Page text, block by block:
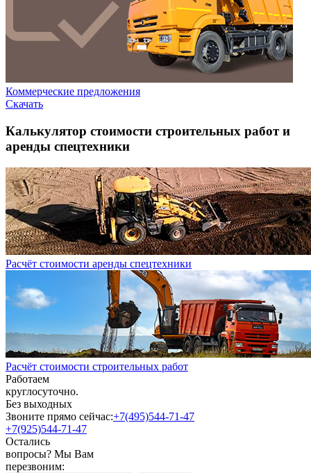
Коммерческие предложения
Скачать
Калькулятор стоимости строительных работ и
аренды спецтехники
Расчёт стоимости аренды спецтехники
Расчёт стоимости строительных работ
Работаем
круглосуточно.
Без выходных
Звоните прямо сейчас:+7(495)544-71-47
+7(925)544-71-47
Остались
вопросы? Мы Вам
перезвоним: